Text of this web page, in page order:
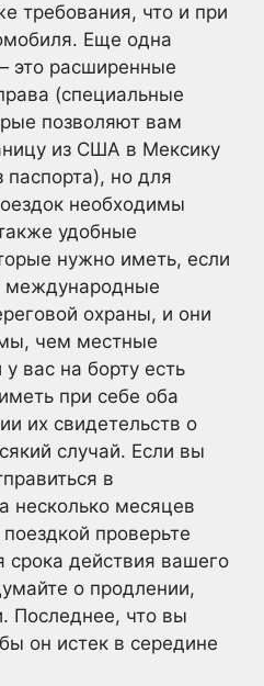
требования, что и при
Еще одна
это расширенные
(специальные
позволяют вам
из США в Мексику
паспорта), но для
необходимы
удобные
нужно иметь, если
международные
охраны, и они
чем местные
вас на борту есть
при себе оба
их свидетельств о
случай. Если вы
в
несколько месяцев
проверьте
срока действия вашего
о продлении,
Последнее, что вы
он истек в середине